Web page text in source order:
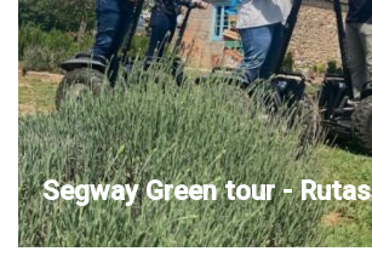
Segway Green tour - Rutas